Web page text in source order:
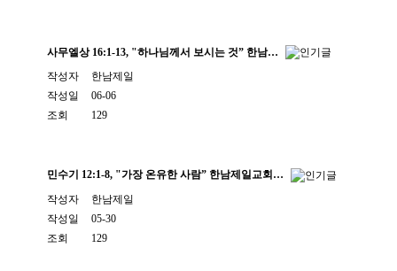
사무엘상 16:1-13, "하나님께서 보시는 것” 한남…
작성자
한남제일
작성일
06-06
조회
129
민수기 12:1-8, "가장 온유한 사람” 한남제일교회…
작성자
한남제일
작성일
05-30
조회
129